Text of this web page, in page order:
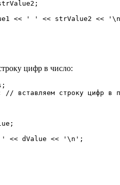
;
<< ' ' << strValue2 <<
цифр в число:
;
// вставляем строку цифр в
;
' << dValue << '\n' ;